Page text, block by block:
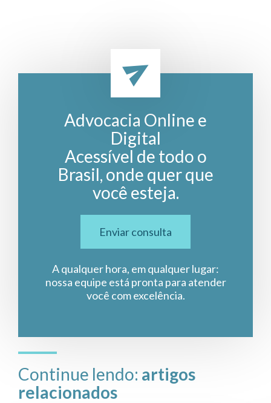
Advocacia Online e
Digital
Acessível de todo o
Brasil, onde quer que
você esteja.
Enviar consulta
A qualquer hora, em qualquer lugar:
nossa equipe está pronta para atender
você com excelência.
Continue lendo: artigos
relacionados